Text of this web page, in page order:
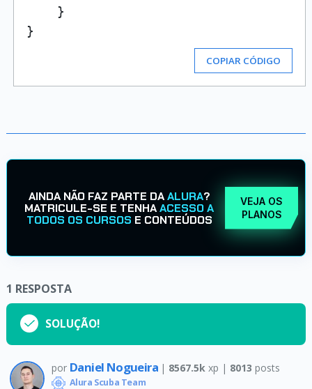
    }
COPIAR CÓDIGO
AINDA NÃO FAZ PARTE DAALURA?
MATRICULE-SE E TENHAACESSO A
TODOS OS CURSOS E CONTEÚDOS
VEJA OS
PLANOS
1 RESPOSTA
SOLUÇÃO!
por Daniel Nogueira | 8567.5k xp | 8013 posts
Alura Scuba Team